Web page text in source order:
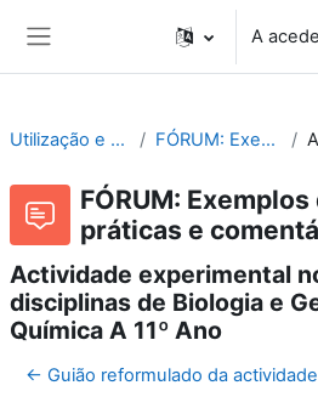
A
Utilização e Organização de Laboratórios Escolares FÓRUM: Exemplos de actividades práticas e comentários...
FÓRUM:
práticas e
Actividade experimental
disciplinas de Biologia e
Química A 11º Ano
← Guião reformulado da